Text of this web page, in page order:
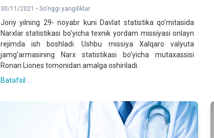
30/11/2021 • So'nggi yangiliklar
Joriy yilning 29- noyabr kuni Davlat statistika qo'mitasida
Narxlar statistikasi bo'yicha texnik yordam missiyasi onlayn
rejimda ish boshladi. Ushbu missiya Xalqaro valyuta
jamg‘armasining Narx statistikasi bo'yicha mutaxassisi
Ronan Liones tomonidan amalga oshiriladi.
Batafsil ...